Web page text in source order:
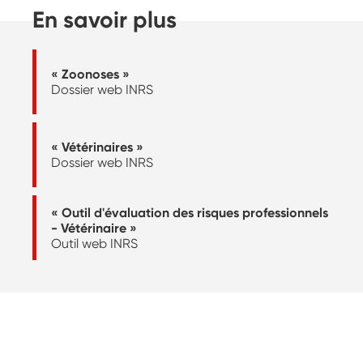
En savoir plus
« Zoonoses »
Dossier web INRS
« Vétérinaires »
Dossier web INRS
« Outil d'évaluation des risques professionnels
- Vétérinaire »
Outil web INRS